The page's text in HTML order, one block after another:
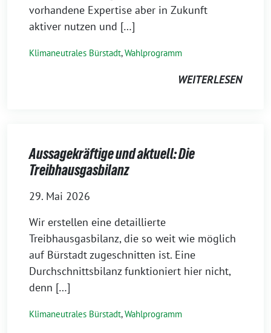
vorhandene Expertise aber in Zukunft
aktiver nutzen und […]
Klimaneutrales Bürstadt,Wahlprogramm
WEITERLESEN
Aussagekräftige und aktuell: Die
Treibhausgasbilanz
29. Mai 2026
Wir erstellen eine detaillierte
Treibhausgasbilanz, die so weit wie möglich
auf Bürstadt zugeschnitten ist. Eine
Durchschnittsbilanz funktioniert hier nicht,
denn […]
Klimaneutrales Bürstadt,Wahlprogramm